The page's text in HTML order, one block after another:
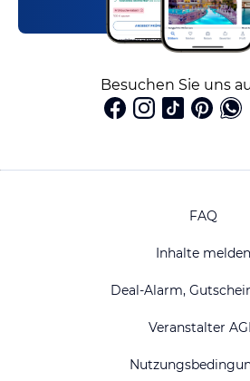
Besuchen Sie uns
FAQ
Inhalte melden
Deal-Alarm,
Veranstalter